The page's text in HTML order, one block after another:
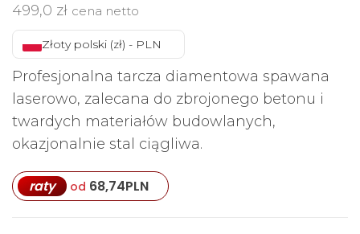
499,0 zł cena netto
Złoty polski (zł) - PLN
Profesjonalna tarcza diamentowa spawana
laserowo, zalecana do zbrojonego betonu i
twardych materiałów budowlanych,
okazjonalnie stal ciągliwa.
raty od 68,74PLN